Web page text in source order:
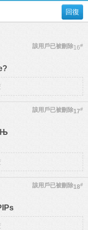
回復
16#
該用戶已被刪除
17#
該用戶已被刪除
18#
該用戶已被刪除